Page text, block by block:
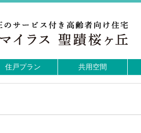
住戸プラン 共用空間